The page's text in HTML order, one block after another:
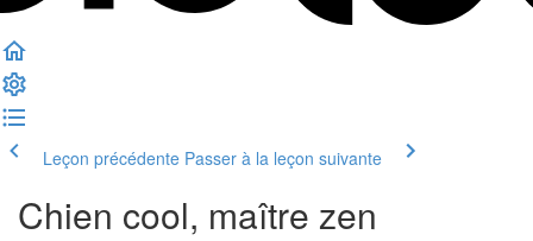
Leçon précédente Passer à la leçon suivante
Chien cool, maître zen